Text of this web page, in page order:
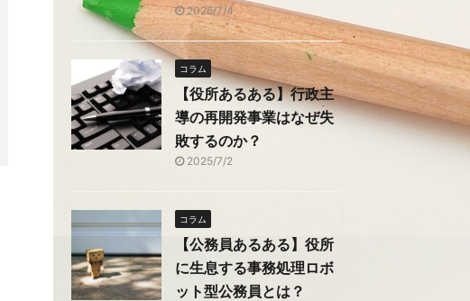
2026/7/4
コラム
【役所あるある】行政主
導の再開発事業はなぜ失
敗するのか？
2025/7/2
コラム
【公務員あるある】役所
に生息する事務処理ロボ
ット型公務員とは？